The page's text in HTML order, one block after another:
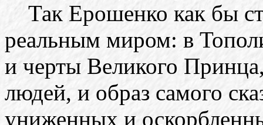
Так Ерошенко как бы
реальным миром: в
и черты Великого
людей, и образ самого
униженных и